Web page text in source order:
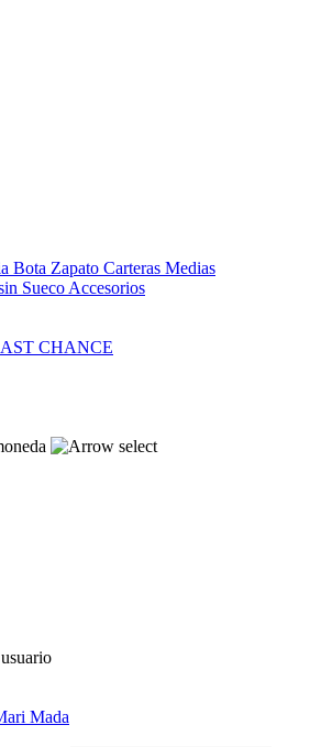
Bota Zapato Carteras Medias
Sueco Accesorios
CHANCE